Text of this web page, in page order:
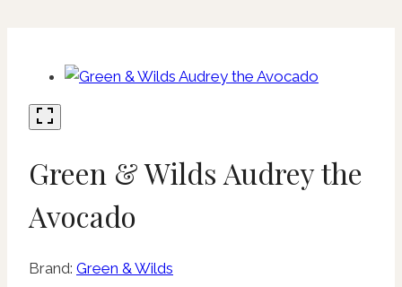
Green & Wilds Audrey the
Avocado
Brand: Green & Wilds